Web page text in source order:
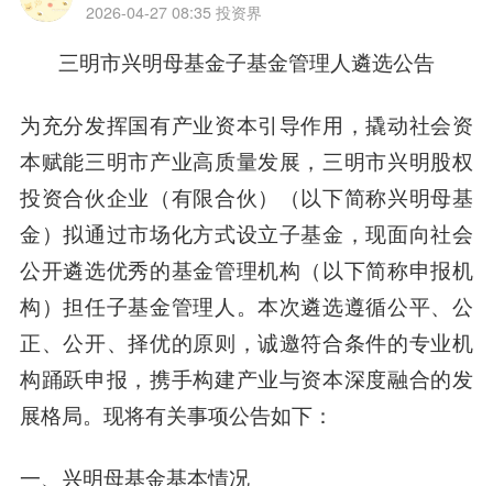
2026-04-27 08:35 投资界
三明市兴明母基金子基金管理人遴选公告
为充分发挥国有产业资本引导作用，撬动社会资
本赋能三明市产业高质量发展，三明市兴明股权
投资合伙企业（有限合伙）（以下简称兴明母基
金）拟通过市场化方式设立子基金，现面向社会
公开遴选优秀的基金管理机构（以下简称申报机
构）担任子基金管理人。本次遴选遵循公平、公
正、公开、择优的原则，诚邀符合条件的专业机
构踊跃申报，携手构建产业与资本深度融合的发
展格局。现将有关事项公告如下：
一、 兴明母基金基本情况